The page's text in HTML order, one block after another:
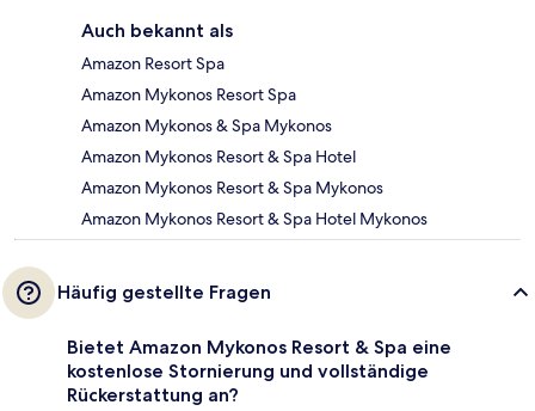
Auch bekannt als
Amazon Resort Spa
Amazon Mykonos Resort Spa
Amazon Mykonos & Spa Mykonos
Amazon Mykonos Resort & Spa Hotel
Amazon Mykonos Resort & Spa Mykonos
Amazon Mykonos Resort & Spa Hotel Mykonos
Häufig gestellte Fragen
Bietet Amazon Mykonos Resort & Spa eine
kostenlose Stornierung und vollständige
Rückerstattung an?